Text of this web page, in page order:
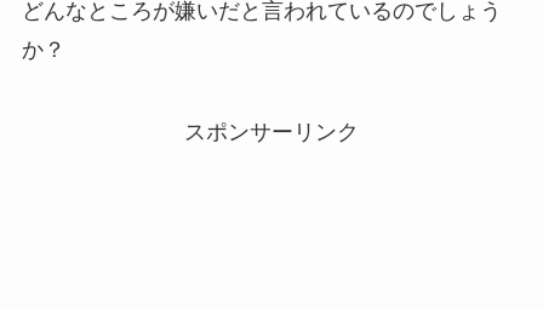
どんなところが嫌いだと言われているのでしょう
か？
スポンサーリンク